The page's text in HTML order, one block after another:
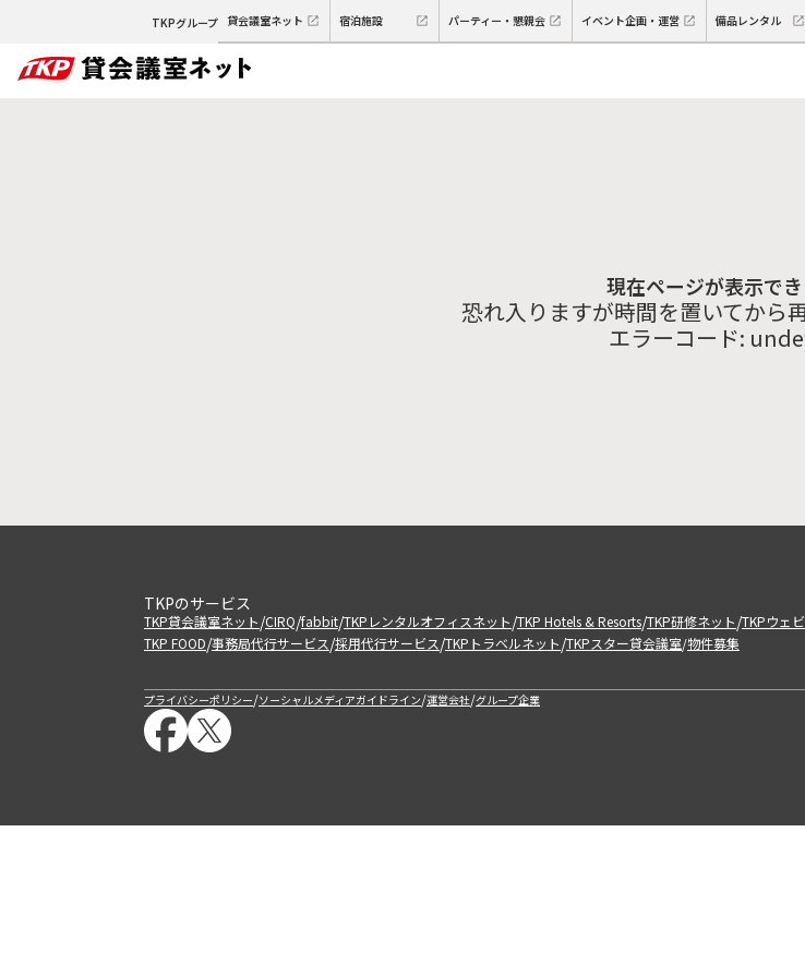
TKPグループ 貸会議室ネット 宿泊施設 パーティー・懇親会 イベント企画・運営 備品レンタル
現在ページが表示で
恐れ入りますが時間を置いてから
エラーコード:
TKPのサービス
TKP貸会議室ネット/CIRQ/fabbit/TKPレンタルオフィスネット/TKP Hotels & Resorts/TKP研修ネット/TKPウェ
TKP FOOD/事務局代行サービス/採用代行サービス/TKPトラベルネット/TKPスター貸会議室/物件募集
プライバシーポリシー/ソーシャルメディアガイドライン/運営会社/グループ企業